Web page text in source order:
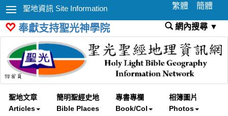
聖地資訊 Site Information 繁體 簡體
奉獻支持聖光神學院 網內搜尋 ▼
聖地文章
Articles
簡明聖經史地
Bible Places
專書專欄
Book/Col
相簿圖片
Photos